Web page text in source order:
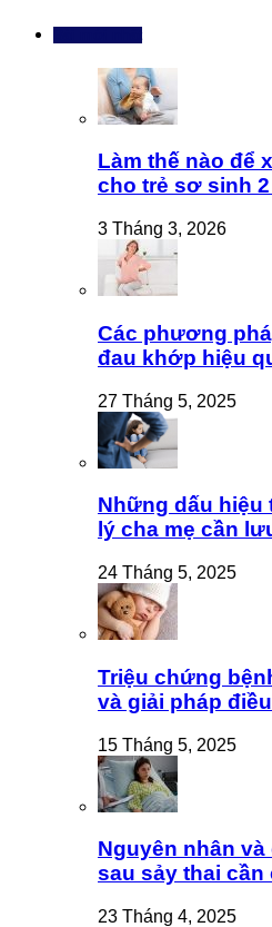
Làm thế nào để
cho trẻ sơ sinh
3 Tháng 3, 2026
Các phương
đau khớp hiệu
27 Tháng 5, 2025
Những dấu hiệu
lý cha mẹ cần
24 Tháng 5, 2025
Triệu chứng
và giải pháp
15 Tháng 5, 2025
Nguyên nhân
sau sảy thai cần
23 Tháng 4, 2025